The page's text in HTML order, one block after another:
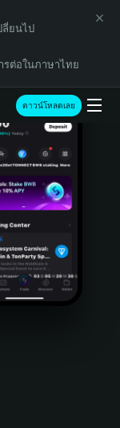
ลี่ยนไป
รต่อในภาษาไทย
ดาวน์โหลดเลย